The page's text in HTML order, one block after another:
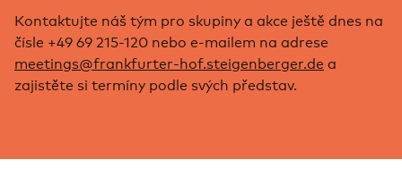
Kontaktujte náš tým pro skupiny a akce ještě dnes na
čísle +49 69 215-120 nebo e-mailem na adrese
meetings@frankfurter-hof.steigenberger.dea
zajistěte si termíny podle svých představ.